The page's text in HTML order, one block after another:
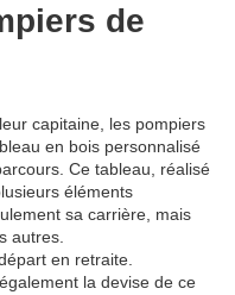
de
capitaine, les pompiers
en bois personnalisé
Ce tableau, réalisé
éléments
sa carrière, mais
autres.
en retraite.
la devise de ce